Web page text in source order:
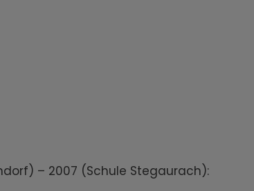
– 2007 (Schule Stegaurach):